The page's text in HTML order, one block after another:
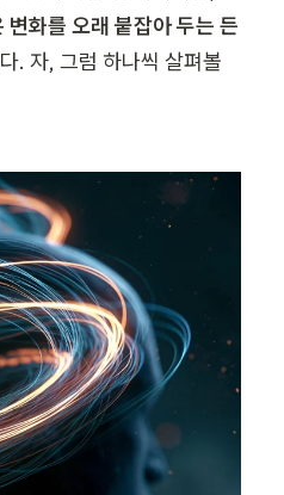
화를 오래 붙잡아 두는 든
. 자, 그럼 하나씩 살펴볼